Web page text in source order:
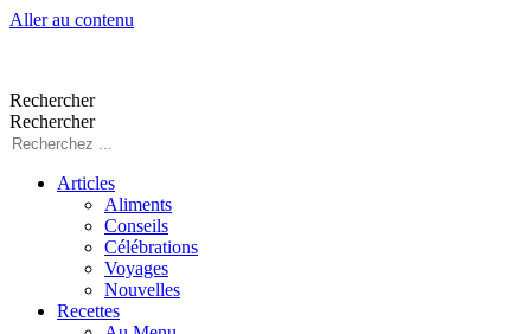
Aller au contenu
Rechercher
Rechercher
Articles
Aliments
Conseils
Célébrations
Voyages
Nouvelles
Recettes